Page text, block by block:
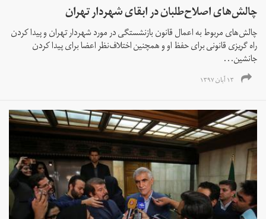
چالش‌های اصلاح‌طلبان در ابقای شهردار تهران
چالش‌های مربوط به اعمال قانون بازنشستگی در مورد شهردار تهران و پیدا کردن
راه گریزی قانونی برای حفظ او و همچنین اختلاف‌نظر اعضا برای پیدا کردن
جانشین...
۱۳ آبان ۱۳۹۷